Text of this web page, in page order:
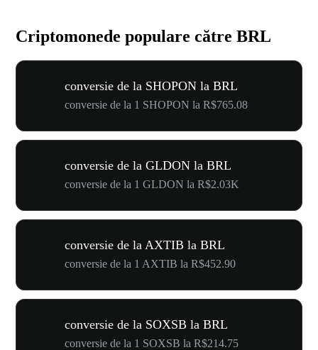
Criptomonede populare către BRL
conversie de la SHOPON la BRL
conversie de la 1 SHOPON la R$765.08
conversie de la GLDON la BRL
conversie de la 1 GLDON la R$2.03K
conversie de la AXTIB la BRL
conversie de la 1 AXTIB la R$452.90
conversie de la SOXSB la BRL
conversie de la 1 SOXSB la R$214.75